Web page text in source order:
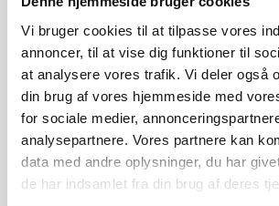
Vi bruger cookies til at tilpasse vores
annoncer, til at vise dig funktioner til
at analysere vores trafik. Vi deler også
din brug af vores hjemmeside med
for sociale medier,
analysepartnere. Vores partnere kan
data med andre oplysninger, du har
de har indsamlet fra din brug af deres
Læs mere